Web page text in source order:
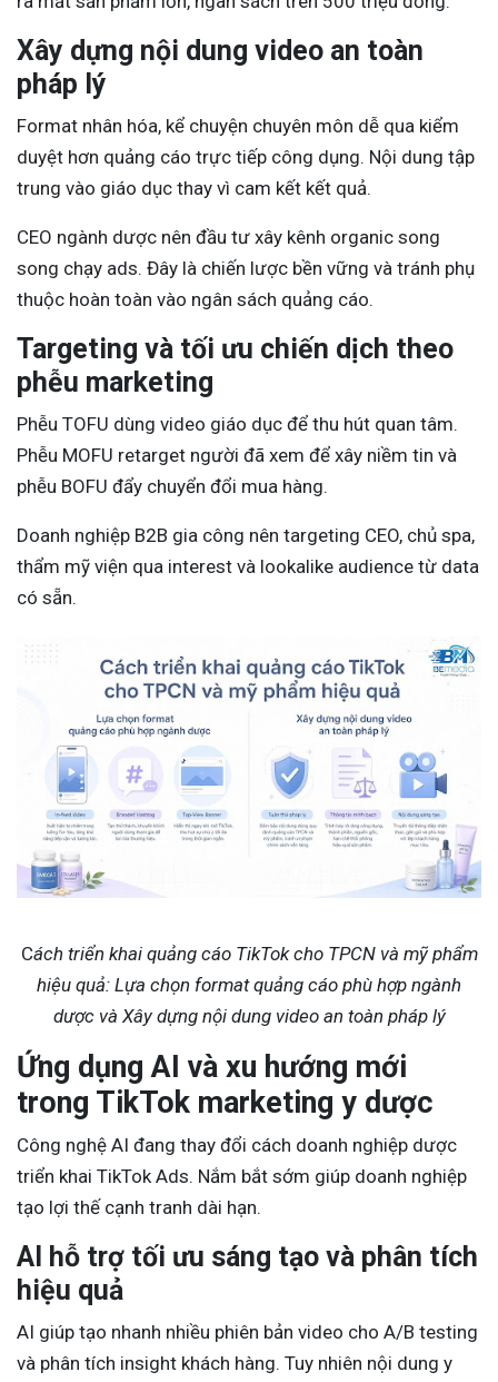
Xây dựng nội dung video an toàn
pháp lý
Format nhân hóa, kể chuyện chuyên môn dễ qua kiểm
duyệt hơn quảng cáo trực tiếp công dụng. Nội dung tập
trung vào giáo dục thay vì cam kết kết quả.
CEO ngành dược nên đầu tư xây kênh organic song
song chạy ads. Đây là chiến lược bền vững và tránh phụ
thuộc hoàn toàn vào ngân sách quảng cáo.
Targeting và tối ưu chiến dịch theo
phễu marketing
Phễu TOFU dùng video giáo dục để thu hút quan tâm.
Phễu MOFU retarget người đã xem để xây niềm tin và
phễu BOFU đẩy chuyển đổi mua hàng.
Doanh nghiệp B2B gia công nên targeting CEO, chủ spa,
thẩm mỹ viện qua interest và lookalike audience từ data
có sẵn.
Cách triển khai quảng cáo TikTok cho TPCN và mỹ phẩm
hiệu quả: Lựa chọn format quảng cáo phù hợp ngành
dược và Xây dựng nội dung video an toàn pháp lý
Ứng dụng AI và xu hướng mới
trong TikTok marketing y dược
Công nghệ AI đang thay đổi cách doanh nghiệp dược
triển khai TikTok Ads. Nắm bắt sớm giúp doanh nghiệp
tạo lợi thế cạnh tranh dài hạn.
AI hỗ trợ tối ưu sáng tạo và phân tích
hiệu quả
AI giúp tạo nhanh nhiều phiên bản video cho A/B testing
và phân tích insight khách hàng. Tuy nhiên nội dung y